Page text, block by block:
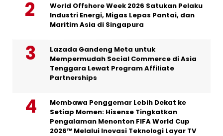
World Offshore Week 2026 Satukan Pelaku
Industri Energi, Migas Lepas Pantai, dan
Maritim Asia di Singapura
Lazada Gandeng Meta untuk
Mempermudah Social Commerce di Asia
Tenggara Lewat Program Affiliate
Partnerships
Membawa Penggemar Lebih Dekat ke
Setiap Momen: Hisense Tingkatkan
Pengalaman Menonton FIFA World Cup
2026™ Melalui Inovasi Teknologi Layar TV